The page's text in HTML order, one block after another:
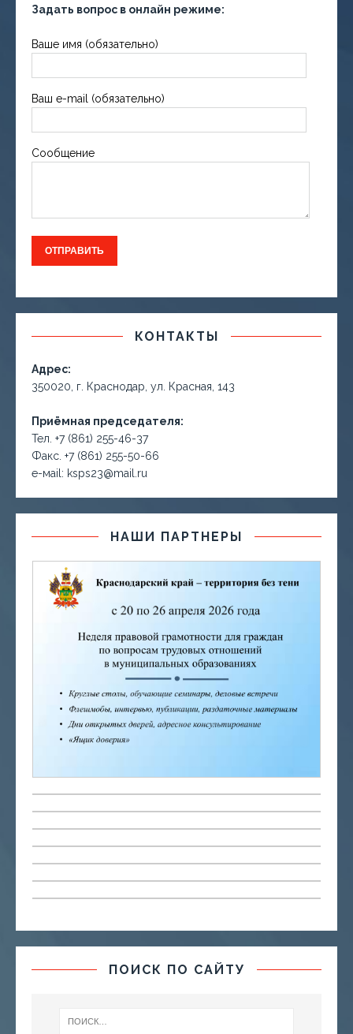
Задать вопрос в онлайн режиме:
Ваше имя (обязательно)
Ваш e-mail (обязательно)
Сообщение
КОНТАКТЫ
Адрес:
350020, г. Краснодар, ул. Красная, 143
Приёмная председателя:
Тел. +7 (861) 255-46-37
Факс. +7 (861) 255-50-66
е-маil: ksps23@mail.ru
НАШИ ПАРТНЕРЫ
ПОИСК ПО САЙТУ